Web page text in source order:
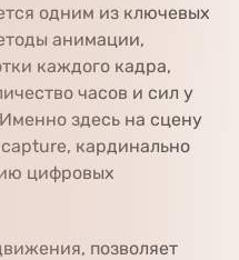
одним из ключевых
анимации,
каждого кадра,
часов и сил у
здесь на сцену
кардинально
цифровых
позволяет